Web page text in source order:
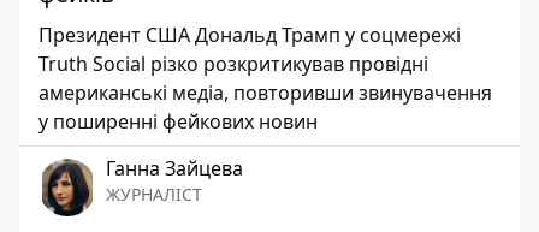
Президент США Дональд Трамп у соцмережі
Truth Social різко розкритикував провідні
американські медіа, повторивши звинувачення
у поширенні фейкових новин
Ганна Зайцева
ЖУРНАЛІСТ